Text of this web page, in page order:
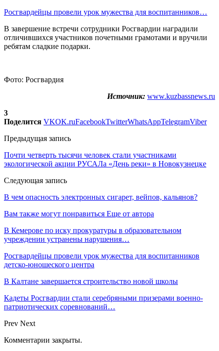
Росгвардейцы провели урок мужества для воспитанников…
В завершение встречи сотрудники Росгвардии наградили
отличившихся участников почетными грамотами и вручили
ребятам сладкие подарки.
Фото: Росгвардия
Источник: www.kuzbassnews.ru
3
Поделится VKOK.ruFacebookTwitterWhatsAppTelegramViber
Предыдущая запись
Почти четверть тысячи человек стали участниками
экологической акции РУСАЛа «День реки» в Новокузнецке
Следующая запись
В чем опасность электронных сигарет, вейпов, кальянов?
Вам также могут понравиться Еще от автора
В Кемерове по иску прокуратуры в образовательном
учреждении устранены нарушения…
Росгвардейцы провели урок мужества для воспитанников
детско-юношеского центра
В Калтане завершается строительство новой школы
Кадеты Росгвардии стали серебряными призерами военно-
патриотических соревнований…
Prev Next
Комментарии закрыты.